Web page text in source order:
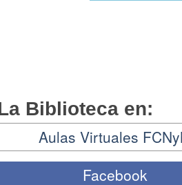
Biblioteca en:
Aulas Virtuales
Facebook